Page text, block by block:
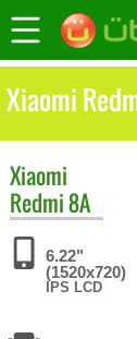
Xiaomi
Xiaomi
Redmi 8A
6.22"
(1520x720)
IPS LCD